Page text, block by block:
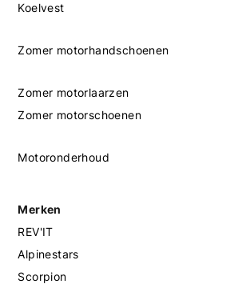
Koelvest
Zomer motorhandschoenen
Zomer motorlaarzen
Zomer motorschoenen
Motoronderhoud
Merken
REV'IT
Alpinestars
Scorpion